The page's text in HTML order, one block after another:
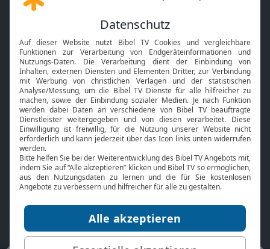
Gott und Bibel erklärt
Neuigkeiten
Mobile App
Smart TV
HbbTV
Bibelthek Online-Bibel
Nächster Gottesdienst
Bibel TV
Über uns
Jobs
Mediadaten
Service
Kontakt
TV-Empfang